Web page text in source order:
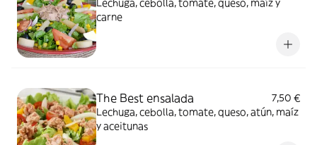
Lechuga, cebolla, tomate, queso, maíz y
carne
The Best ensalada
7,50 €
Lechuga, cebolla, tomate, queso, atún, maíz
y aceitunas